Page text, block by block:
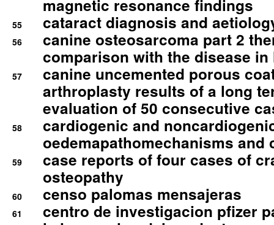
magnetic resonance findings
55 cataract diagnosis and
56
canine osteosarcoma part 2
comparison with the disease in
57
canine uncemented porous
arthroplasty results of a long
evaluation of 50 consecutive
58
cardiogenic and
oedemapathomechanisms and
59
case reports of four cases of
osteopathy
60 censo palomas mensajeras
61
centro de investigacion pfizer